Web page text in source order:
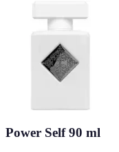
Power Self 90 ml